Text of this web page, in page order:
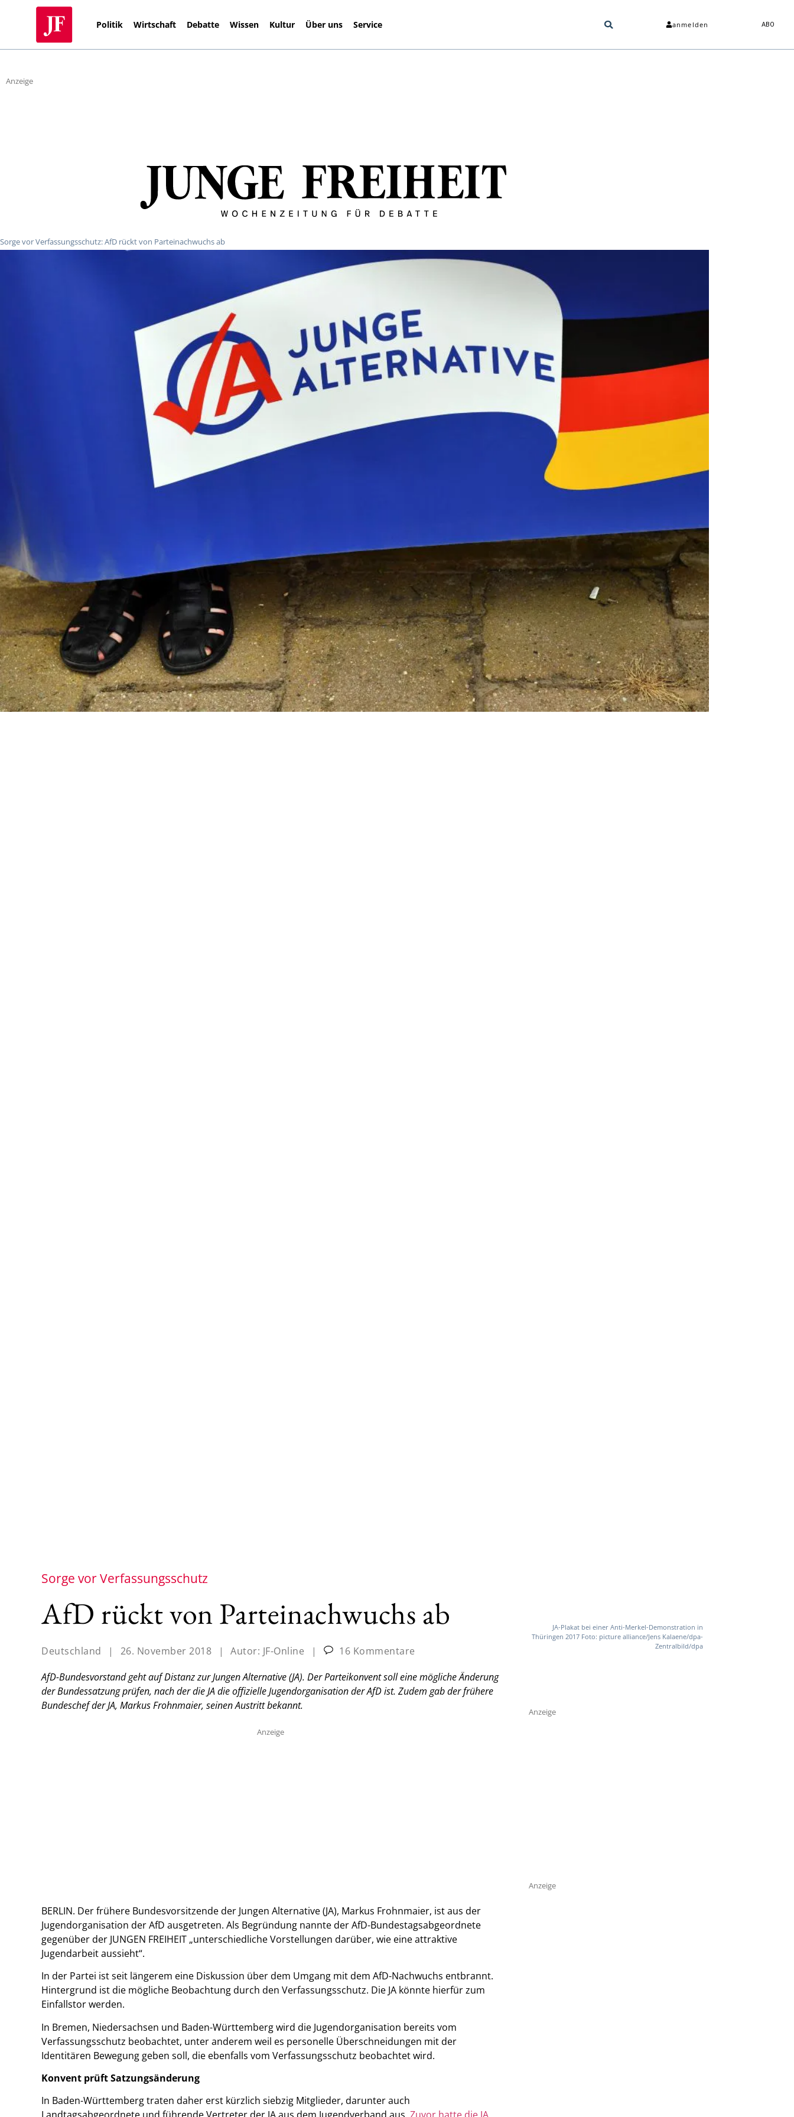
Politik Wirtschaft Debatte Wissen Kultur Über uns Service anmelden ABO
Anzeige
Sorge vor Verfassungsschutz: AfD rückt von Parteinachwuchs ab
Sorge vor Verfassungsschutz
AfD rückt von Parteinachwuchs ab
Deutschland | 26. November 2018 | Autor: JF-Online |
16 Kommentare
AfD-Bundesvorstand geht auf Distanz zur Jungen Alternative (JA). Der Parteikonvent soll eine mögliche Änderung
der Bundessatzung prüfen, nach der die JA die offizielle Jugendorganisation der AfD ist. Zudem gab der frühere
Bundeschef der JA, Markus Frohnmaier, seinen Austritt bekannt.
Anzeige
BERLIN. Der frühere Bundesvorsitzende der Jungen Alternative (JA), Markus Frohnmaier, ist aus der
Jugendorganisation der AfD ausgetreten. Als Begründung nannte der AfD-Bundestagsabgeordnete
gegenüber der JUNGEN FREIHEIT „unterschiedliche Vorstellungen darüber, wie eine attraktive
Jugendarbeit aussieht“.
In der Partei ist seit längerem eine Diskussion über dem Umgang mit dem AfD-Nachwuchs entbrannt.
Hintergrund ist die mögliche Beobachtung durch den Verfassungsschutz. Die JA könnte hierfür zum
Einfallstor werden.
In Bremen, Niedersachsen und Baden-Württemberg wird die Jugendorganisation bereits vom
Verfassungsschutz beobachtet, unter anderem weil es personelle Überschneidungen mit der
Identitären Bewegung geben soll, die ebenfalls vom Verfassungsschutz beobachtet wird.
Konvent prüft Satzungsänderung
In Baden-Württemberg traten daher erst kürzlich siebzig Mitglieder, darunter auch
JA-Plakat bei einer Anti-Merkel-Demonstration in
Thüringen 2017 Foto: picture alliance/Jens Kalaene/dpa-
Zentralbild/dpa
Anzeige
Anzeige